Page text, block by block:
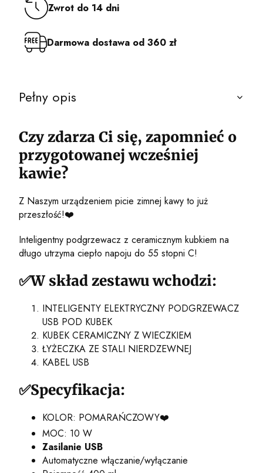
Zwrot do 14 dni
Darmowa dostawa od 360 zł
Pełny opis
Czy zdarza Ci się, zapomnieć o
przygotowanej wcześniej
kawie?
Z Naszym urządzeniem picie zimnej kawy to już
przeszłość!❤️
Inteligentny podgrzewacz z ceramicznym kubkiem na
długo utrzyma ciepło napoju do 55 stopni C!
✅W skład zestawu wchodzi:
INTELIGENTY ELEKTRYCZNY PODGRZEWACZ
USB POD KUBEK
KUBEK CERAMICZNY Z WIECZKIEM
ŁYŻECZKA ZE STALI NIERDZEWNEJ
KABEL USB
✅Specyfikacja:
KOLOR: POMARAŃCZOWY❤️
MOC: 10 W
Zasilanie USB
Automatyczne włączanie/wyłączanie